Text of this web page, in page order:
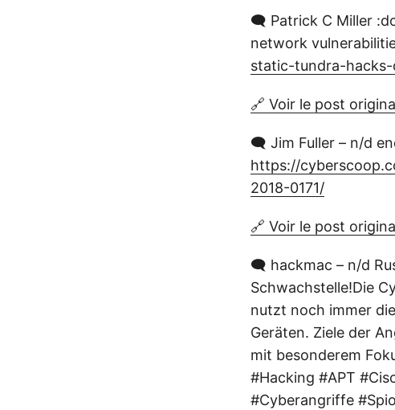
🗨️ Patrick C Miller
network
static-tundra-
🔗 Voir le post
🗨️ Jim Fuller – n/d
https://
2018-0171/
🔗 Voir le post
🗨️ hackmac – n/d
Schwachstelle!Die
nutzt noch immer
Geräten. Ziele der
mit besonderem
#Hacking #APT
#Cyberangriffe